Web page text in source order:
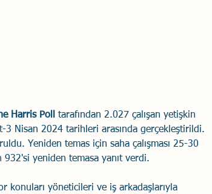
Harris Poll tarafından 2.027 çalışan yetişkin
Nisan 2024 tarihleri arasında gerçekleştirildi.
Yeniden temas için saha çalışması 25-30
yeniden temasa yanıt verdi.
konuları yöneticileri ve iş arkadaşlarıyla